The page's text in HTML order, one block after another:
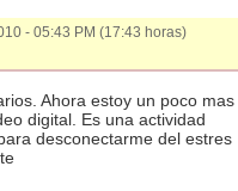
- 05:43 PM (17:43 horas)
Ahora estoy un poco mas
digital. Es una actividad
desconectarme del estres